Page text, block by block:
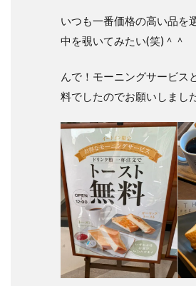
いつも一番価格の高い品を
中を覗いてみたい(笑)＾＾
んで！モーニングサービス
料でしたのでお願いしまし